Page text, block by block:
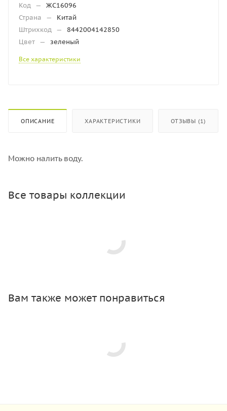
Код —
ЖС16096
Страна
—
Китай
Штрихкод —
8442004142850
Цвет — зеленый
Все характеристики
ОПИСАНИЕ ХАРАКТЕРИСТИКИ ОТЗЫВЫ (1)
Можно налить воду.
Все товары коллекции
Вам также может понравиться